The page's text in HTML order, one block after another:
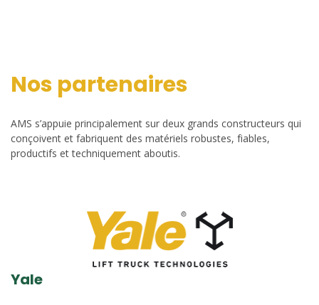
Nos partenaires
AMS s’appuie principalement sur deux grands constructeurs qui
conçoivent et fabriquent des matériels robustes, fiables,
productifs et techniquement aboutis.
Yale